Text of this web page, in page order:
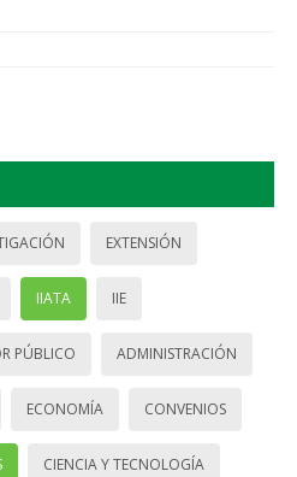
EXTENSIÓN
IIATA IIE
PÚBLICO ADMINISTRACIÓN
ECONOMÍA CONVENIOS
CIENCIA Y TECNOLOGÍA